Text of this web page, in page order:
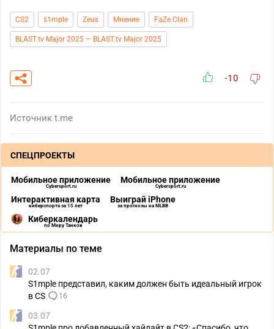
CS2 s1mple Zeus Мнение FaZe Clan
BLAST.tv Major 2025 — BLAST.tv Major 2025
-10
Источник t.me
СПЕЦПРОЕКТЫ
Мобильное приложение
Cybersport.ru
Мобильное приложение
Cybersport.ru
Интерактивная карта
киберспорта за 15 лет
Выиграй iPhone
за прогнозы на MLBB
Киберкалендарь
по Миру Танков
Материалы по теме
02.07
S1mple представил, каким должен быть идеальный игрок
в CS
16
03.07